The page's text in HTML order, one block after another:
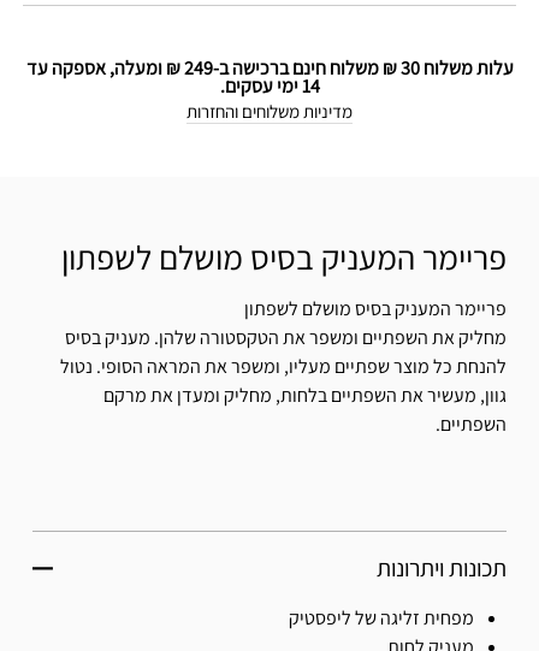
עלות משלוח 30 ₪ משלוח חינם ברכישה ב-249 ₪ ומעלה, אספקה עד
14 ימי עסקים.
מדיניות משלוחים והחזרות
פריימר המעניק בסיס מושלם לשפתון
פריימר המעניק בסיס מושלם לשפתון
מחליק את השפתיים ומשפר את הטקסטורה שלהן. מעניק בסיס
להנחת כל מוצר שפתיים מעליו, ומשפר את המראה הסופי. נטול
גוון, מעשיר את השפתיים בלחות, מחליק ומעדן את מרקם
השפתיים.
תכונות ויתרונות
מפחית זליגה של ליפסטיק